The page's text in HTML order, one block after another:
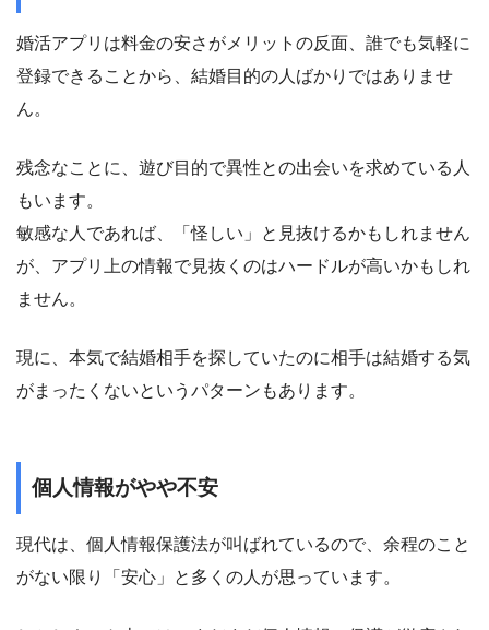
婚活アプリは料金の安さがメリットの反面、誰でも気軽に
登録できることから、結婚目的の人ばかりではありませ
ん。
残念なことに、遊び目的で異性との出会いを求めている人
もいます。
敏感な人であれば、「怪しい」と見抜けるかもしれません
が、アプリ上の情報で見抜くのはハードルが高いかもしれ
ません。
現に、本気で結婚相手を探していたのに相手は結婚する気
がまったくないというパターンもあります。
個人情報がやや不安
現代は、個人情報保護法が叫ばれているので、余程のこと
がない限り「安心」と多くの人が思っています。